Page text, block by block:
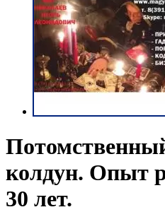
колдун. Опыт
30 лет.